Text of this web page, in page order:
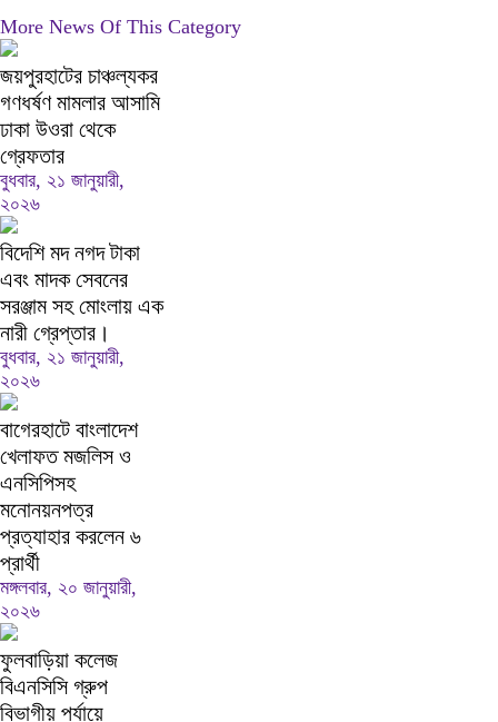
More News Of This Category
জয়পুরহাটের চাঞ্চল্যকর
গণধর্ষণ মামলার আসামি
ঢাকা উওরা থেকে
গ্রেফতার
বুধবার, ২১ জানুয়ারী,
২০২৬
বিদেশি মদ নগদ টাকা
এবং মাদক সেবনের
সরঞ্জাম সহ মোংলায় এক
নারী গ্রেপ্তার।
বুধবার, ২১ জানুয়ারী,
২০২৬
বাগেরহাটে বাংলাদেশ
খেলাফত মজলিস ও
এনসিপিসহ
মনোনয়নপত্র
প্রত্যাহার করলেন ৬
প্রার্থী
মঙ্গলবার, ২০ জানুয়ারী,
২০২৬
ফুলবাড়িয়া কলেজ
বিএনসিসি গ্রুপ
বিভাগীয় পর্যায়ে